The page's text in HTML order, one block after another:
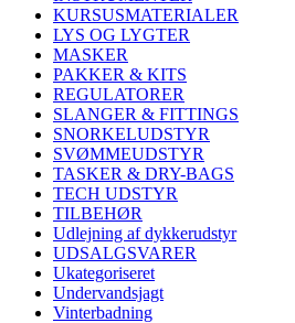
KURSUSMATERIALER
LYS OG LYGTER
MASKER
PAKKER & KITS
REGULATORER
SLANGER & FITTINGS
SNORKELUDSTYR
SVØMMEUDSTYR
TASKER & DRY-BAGS
TECH UDSTYR
TILBEHØR
Udlejning af dykkerudstyr
UDSALGSVARER
Ukategoriseret
Undervandsjagt
Vinterbadning